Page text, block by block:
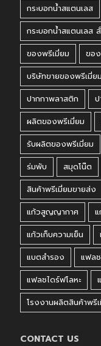
กระบอกน้ำสแตนเลส
กระบอกน้ำสแตนเลส
ของพรีเมี่ยม
ขอ
บริษัทขายของพรีเมี่ยม
ปากกาพลาสติก
ป
ผลิตของพรีเมี่ยม
รับผลิตของพรีเมี่ยม
ร่มพับ
สมุดโน๊ต
สินค้าพรีเมี่ยมขายส่ง
แก้วสูญญากาศ
แก้วเก็บความเย็น
แบตสำรอง
แฟล
แฟลชไดร์ฟโลหะ
โรงงานผลิตสินค้าพรี
CONTACT US